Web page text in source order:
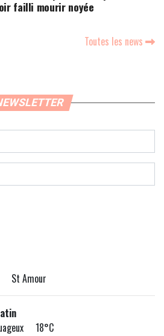
failli mourir noyée
Toutes les news
St Amour
18°C